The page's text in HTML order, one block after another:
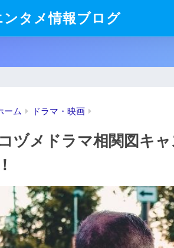
ンタメ情報ブログ
ーム ドラマ・映画
ヅメドラマ相関図キ